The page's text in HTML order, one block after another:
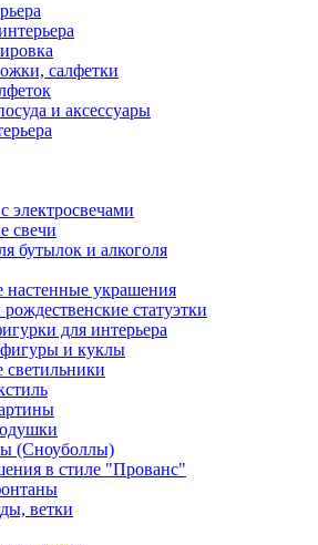
салфетки
и аксессуары
электросвечами
свечи
бутылок и алкоголя
настенные украшения
статуэтки
для интерьера
и куклы
светильники
(Сноуболлы)
в стиле "Прованс"
ветки